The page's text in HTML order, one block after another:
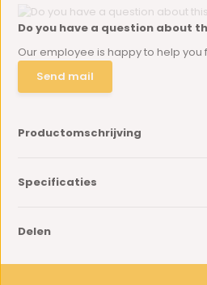
Do you have a question about
Our employee is happy to help
Send mail
Productomschrijving
Specificaties
Delen